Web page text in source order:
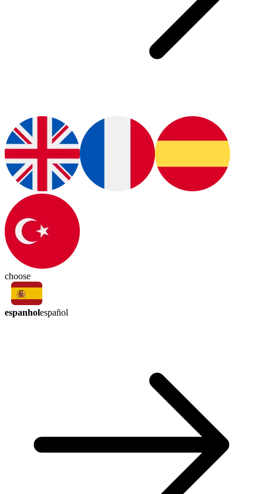
choose
espanholespañol